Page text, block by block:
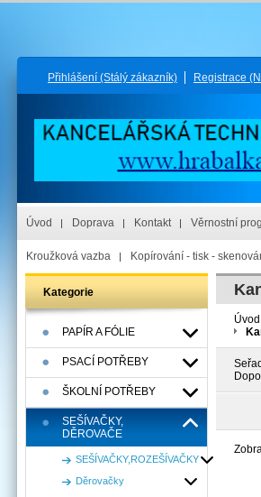
Přihlášení (Stálý zákazník) Registrace
Úvod Doprava Kontakt Věrnostní
Kroužková vazba Kopírování - tisk -
Kategorie
PAPÍR A FÓLIE
PSACÍ POTŘEBY
ŠKOLNÍ POTŘEBY
SEŠÍVAČKY,
DĚROVAČE
SEŠÍVAČKY,ROZEŠÍVAČKY
Děrovačky
Úvod